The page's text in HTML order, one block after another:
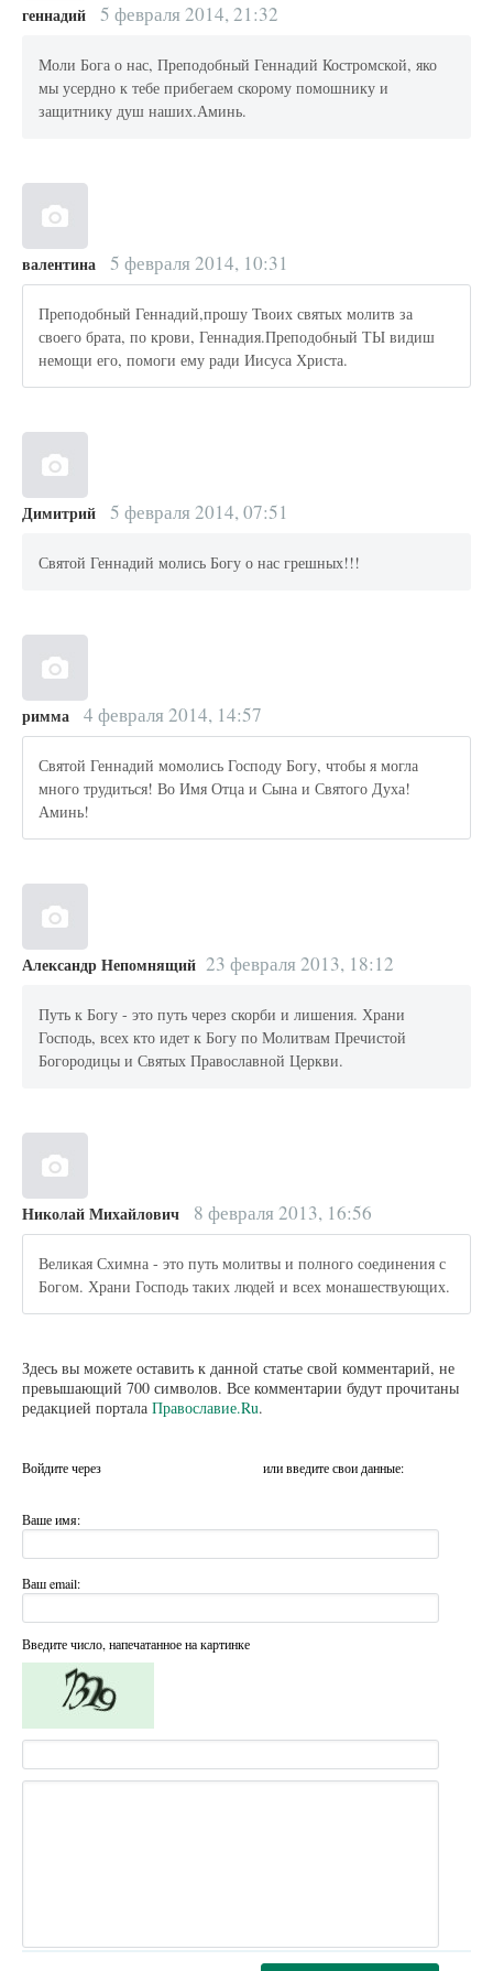
геннадий 5 февраля 2014, 21:32
Моли Бога о нас, Преподобный Геннадий Костромской, яко
мы усердно к тебе прибегаем скорому помошнику и
защитнику душ наших.Аминь.
валентина 5 февраля 2014, 10:31
Преподобный Геннадий,прошу Твоих святых молитв за
своего брата, по крови, Геннадия.Преподобный ТЫ видиш
немощи его, помоги ему ради Иисуса Христа.
Димитрий 5 февраля 2014, 07:51
Святой Геннадий молись Богу о нас грешных!!!
римма 4 февраля 2014, 14:57
Святой Геннадий момолись Господу Богу, чтобы я могла
много трудиться! Во Имя Отца и Сына и Святого Духа!
Аминь!
Александр Непомнящий 23 февраля 2013, 18:12
Путь к Богу - это путь через скорби и лишения. Храни
Господь, всех кто идет к Богу по Молитвам Пречистой
Богородицы и Святых Православной Церкви.
Николай Михайлович 8 февраля 2013, 16:56
Великая Схимна - это путь молитвы и полного соединения с
Богом. Храни Господь таких людей и всех монашествующих.
Здесь вы можете оставить к данной статье свой комментарий, не
превышающий 700 символов. Все комментарии будут прочитаны
редакцией портала Православие.Ru.
Войдите через или введите свои данные:
Ваше имя:
Ваш email:
Введите число, напечатанное на картинке